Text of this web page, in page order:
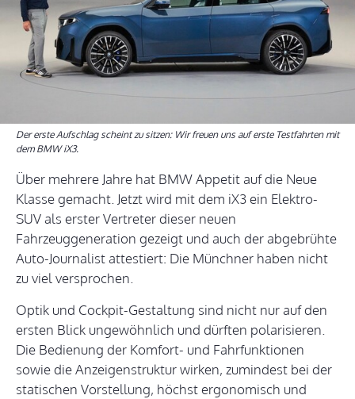
Der erste Aufschlag scheint zu sitzen: Wir freuen uns auf erste Testfahrten mit
dem BMW iX3.
Über mehrere Jahre hat BMW Appetit auf die Neue
Klasse gemacht. Jetzt wird mit dem iX3 ein Elektro-
SUV als erster Vertreter dieser neuen
Fahrzeuggeneration gezeigt und auch der abgebrühte
Auto-Journalist attestiert: Die Münchner haben nicht
zu viel versprochen.
Optik und Cockpit-Gestaltung sind nicht nur auf den
ersten Blick ungewöhnlich und dürften polarisieren.
Die Bedienung der Komfort- und Fahrfunktionen
sowie die Anzeigenstruktur wirken, zumindest bei der
statischen Vorstellung, höchst ergonomisch und